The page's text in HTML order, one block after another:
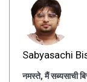
Sabyasachi
नमस्ते, मैं सब्यसाची